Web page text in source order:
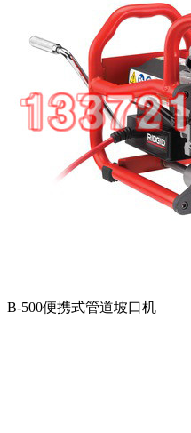
B-500便携式管道坡口机